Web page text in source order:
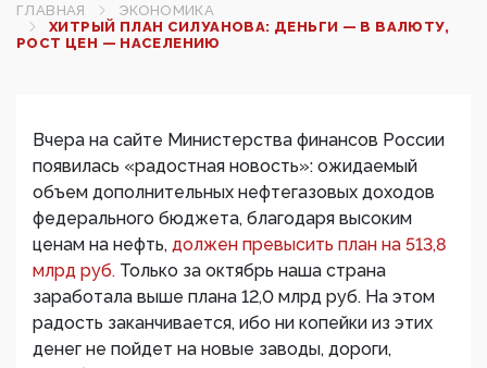
ГЛАВНАЯ
ЭКОНОМИКА
ХИТРЫЙ ПЛАН СИЛУАНОВА: ДЕНЬГИ — В ВАЛЮТУ,
РОСТ ЦЕН — НАСЕЛЕНИЮ
Вчера на сайте Министерства финансов России
появилась «радостная новость»: ожидаемый
объем дополнительных нефтегазовых доходов
федерального бюджета, благодаря высоким
ценам на нефть, должен превысить план на 513,8
млрд руб. Только за октябрь наша страна
заработала выше плана 12,0 млрд руб. На этом
радость заканчивается, ибо ни копейки из этих
денег не пойдет на новые заводы, дороги,